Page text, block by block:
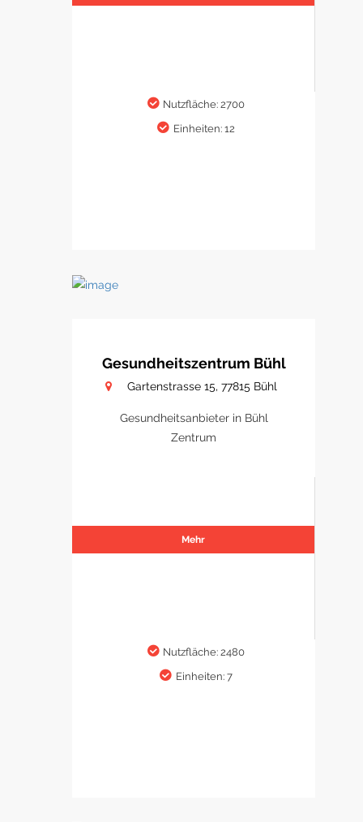
Nutzfläche: 2700
Einheiten: 12
Gesundheitszentrum Bühl
Gartenstrasse 15, 77815 Bühl
Gesundheitsanbieter in Bühl
Zentrum
Mehr
Nutzfläche: 2480
Einheiten: 7